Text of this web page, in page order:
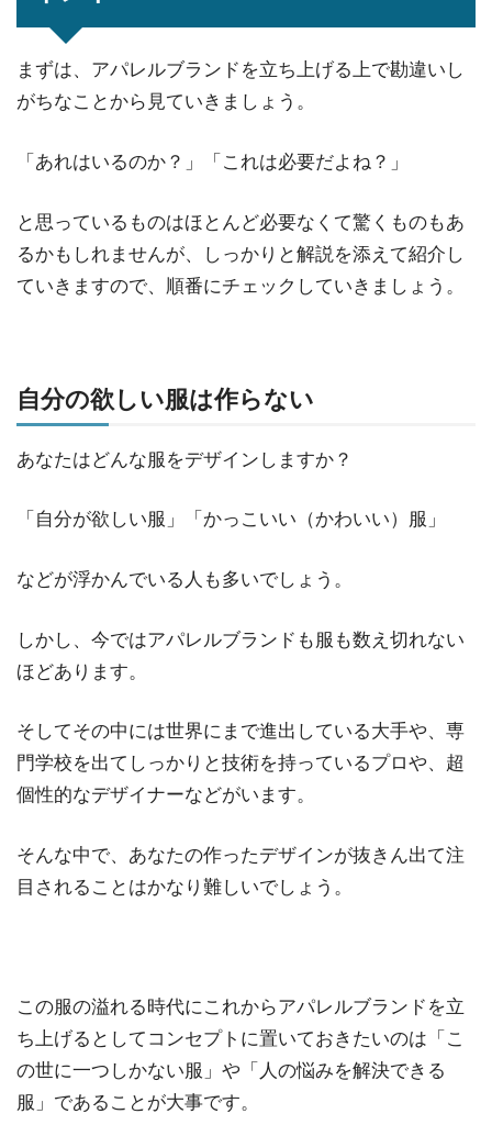
まずは、アパレルブランドを立ち上げる上で勘違いし
がちなことから見ていきましょう。
「あれはいるのか？」「これは必要だよね？」
と思っているものはほとんど必要なくて驚くものもあ
るかもしれませんが、しっかりと解説を添えて紹介し
ていきますので、順番にチェックしていきましょう。
自分の欲しい服は作らない
あなたはどんな服をデザインしますか？
「自分が欲しい服」「かっこいい（かわいい）服」
などが浮かんでいる人も多いでしょう。
しかし、今ではアパレルブランドも服も数え切れない
ほどあります。
そしてその中には世界にまで進出している大手や、専
門学校を出てしっかりと技術を持っているプロや、超
個性的なデザイナーなどがいます。
そんな中で、あなたの作ったデザインが抜きん出て注
目されることはかなり難しいでしょう。
この服の溢れる時代にこれからアパレルブランドを立
ち上げるとしてコンセプトに置いておきたいのは「こ
の世に一つしかない服」や「人の悩みを解決できる
服」であることが大事です。